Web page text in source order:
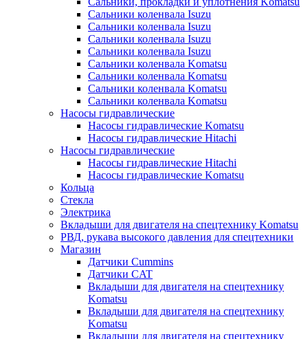
Сальники коленвала Isuzu
Сальники коленвала Isuzu
Сальники коленвала Isuzu
Сальники коленвала Isuzu
Сальники коленвала Komatsu
Сальники коленвала Komatsu
Сальники коленвала Komatsu
Сальники коленвала Komatsu
Насосы гидравлические
Насосы гидравлические Komatsu
Насосы гидравлические Hitachi
Насосы гидравлические
Насосы гидравлические Hitachi
Насосы гидравлические Komatsu
Кольца
Стекла
Электрика
Вкладыши для двигателя на спецтехнику Komatsu
РВД, рукава высокого давления для спецтехники
Магазин
Датчики Cummins
Датчики CAT
Вкладыши для двигателя на спецтехнику
Komatsu
Вкладыши для двигателя на спецтехнику
Komatsu
Вкладыши для двигателя на спецтехнику